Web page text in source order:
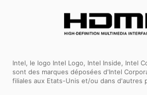
Intel, le logo Intel Logo, Intel Inside, Intel
sont des marques déposées d'Intel
filiales aux Etats-Unis et/ou dans d'autres